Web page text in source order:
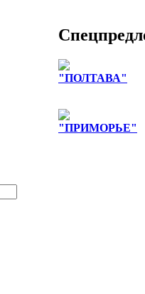
"ПОЛТАВА"
"ПРИМОРЬЕ"